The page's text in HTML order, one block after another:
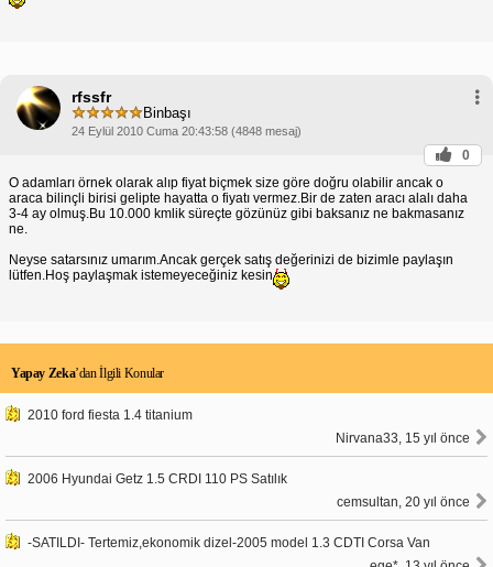
rfssfr
Binbaşı
24 Eylül 2010 Cuma 20:43:58 (4848 mesaj)
0
O adamları örnek olarak alıp fiyat biçmek size göre doğru olabilir ancak o
araca bilinçli birisi gelipte hayatta o fiyatı vermez.Bir de zaten aracı alalı daha
3-4 ay olmuş.Bu 10.000 kmlik süreçte gözünüz gibi baksanız ne bakmasanız
ne.
Neyse satarsınız umarım.Ancak gerçek satış değerinizi de bizimle paylaşın
lütfen.Hoş paylaşmak istemeyeceğiniz kesin
Yapay Zeka’dan İlgili Konular
2010 ford fiesta 1.4 titanium
Nirvana33, 15 yıl önce
2006 Hyundai Getz 1.5 CRDI 110 PS Satılık
cemsultan, 20 yıl önce
-SATILDI- Tertemiz,ekonomik dizel-2005 model 1.3 CDTI Corsa Van